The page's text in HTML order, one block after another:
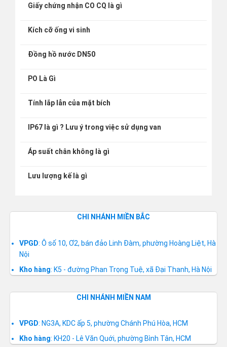
Giấy chứng nhận CO CQ là gì
Kích cỡ ống vi sinh
Đồng hồ nước DN50
PO Là Gì
Tính lắp lẫn của mặt bích
IP67 là gì ? Lưu ý trong việc sử dụng van
Áp suất chân không là gì
Lưu lượng kế là gì
CHI NHÁNH MIỀN BẮC
VPGD: Ô số 10, Ơ2, bán đảo Linh Đàm, phường Hoàng Liệt, Hà
Nội
Kho hàng: K5 - đường Phan Trọng Tuệ, xã Đại Thanh, Hà Nội
CHI NHÁNH MIỀN NAM
VPGD: NG3A, KDC ấp 5, phường Chánh Phú Hòa, HCM
Kho hàng: KH20 - Lê Văn Quới, phường Bình Tân, HCM